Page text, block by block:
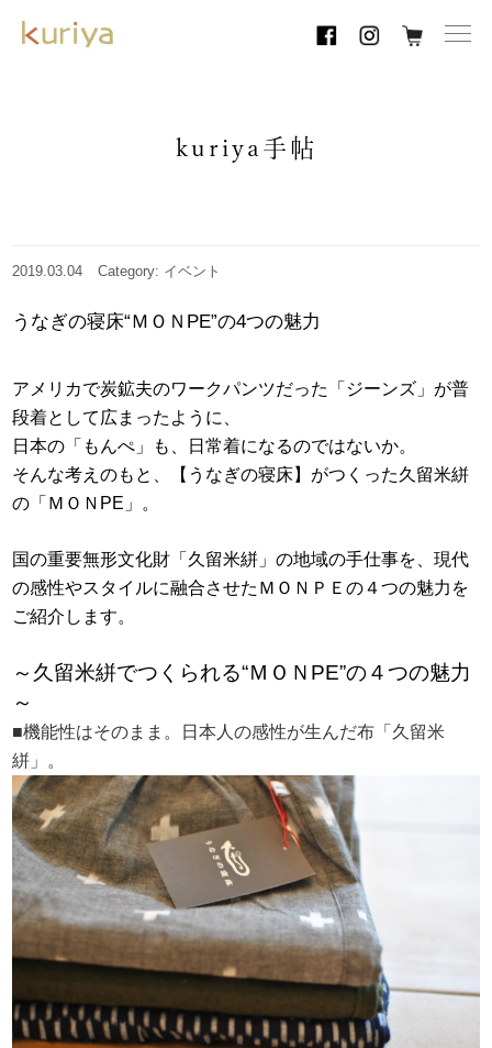
kuriya手帖
2019.03.04 Category: イベント
うなぎの寝床“ＭＯＮPE”の4つの魅力
アメリカで炭鉱夫のワークパンツだった「ジーンズ」が普
段着として広まったように、
日本の「もんぺ」も、日常着になるのではないか。
そんな考えのもと、【うなぎの寝床】がつくった久留米絣
の「ＭＯＮPE」。
国の重要無形文化財「久留米絣」の地域の手仕事を、現代
の感性やスタイルに融合させたＭＯＮＰＥの４つの魅力を
ご紹介します。
～久留米絣でつくられる“ＭＯＮPE”の４つの魅力
～
■機能性はそのまま。日本人の感性が生んだ布「久留米
絣」。